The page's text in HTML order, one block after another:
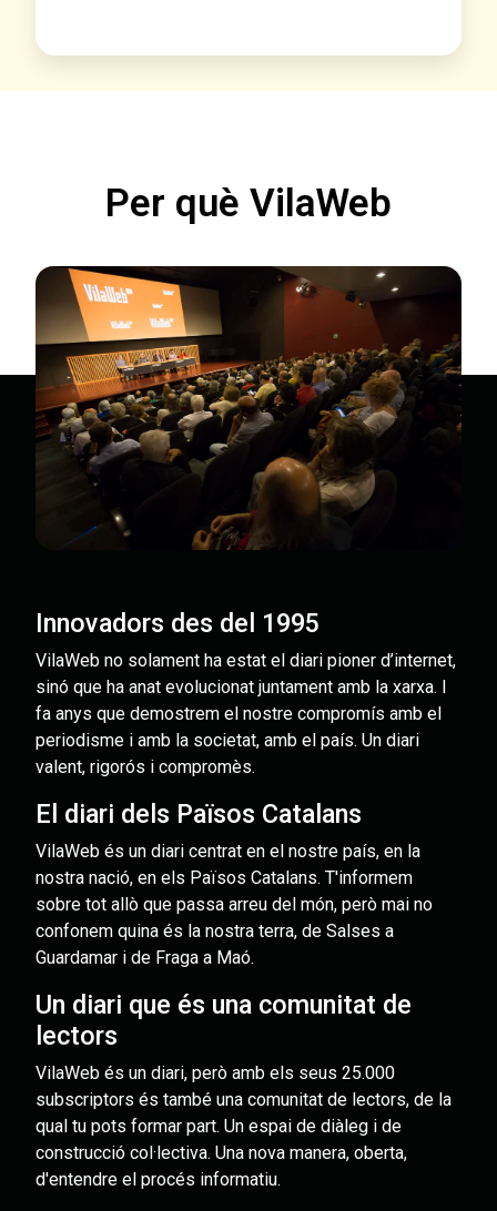
Per què VilaWeb
Innovadors des del 1995
VilaWeb no solament ha estat el diari pioner d’internet,
sinó que ha anat evolucionat juntament amb la xarxa. I
fa anys que demostrem el nostre compromís amb el
periodisme i amb la societat, amb el país. Un diari
valent, rigorós i compromès.
El diari dels Països Catalans
VilaWeb és un diari centrat en el nostre país, en la
nostra nació, en els Països Catalans. T'informem
sobre tot allò que passa arreu del món, però mai no
confonem quina és la nostra terra, de Salses a
Guardamar i de Fraga a Maó.
Un diari que és una comunitat de
lectors
VilaWeb és un diari, però amb els seus 25.000
subscriptors és també una comunitat de lectors, de la
qual tu pots formar part. Un espai de diàleg i de
construcció col·lectiva. Una nova manera, oberta,
d'entendre el procés informatiu.